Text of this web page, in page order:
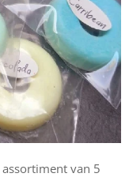
assortiment van 5